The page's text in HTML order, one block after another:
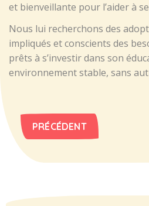
et bienveillante pour l’aider à
Nous lui recherchons des
impliqués et conscients des
prêts à s’investir dans son
environnement stable, sans
PRÉCÉDENT